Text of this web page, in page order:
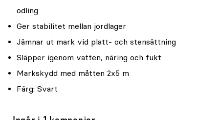
odling
Ger stabilitet mellan jordlager
Jämnar ut mark vid platt- och stensättning
Släpper igenom vatten, näring och fukt
Markskydd med måtten 2x5 m
Färg: Svart